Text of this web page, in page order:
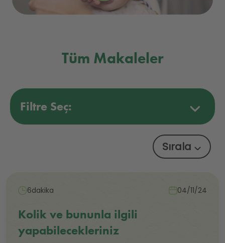
Tüm Makaleler
Filtre Seç:
Sırala
6dakika 04/11/24
Kolik ve bununla ilgili
yapabilecekleriniz